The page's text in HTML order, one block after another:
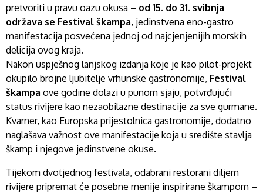
pretvoriti u pravu oazu okusa – od 15. do 31. svibnja
održava se Festival škampa, jedinstvena eno-gastro
manifestacija posvećena jednoj od najcjenjenijih morskih
delicija ovog kraja.
Nakon uspješnog lanjskog izdanja koje je kao pilot-projekt
okupilo brojne ljubitelje vrhunske gastronomije, Festival
škampa ove godine dolazi u punom sjaju, potvrđujući
status rivijere kao nezaobilazne destinacije za sve gurmane.
Kvarner, kao Europska prijestolnica gastronomije, dodatno
naglašava važnost ove manifestacije koja u središte stavlja
škamp i njegove jedinstvene okuse.
Tijekom dvotjednog festivala, odabrani restorani diljem
rivijere pripremat će posebne menije inspirirane škampom –